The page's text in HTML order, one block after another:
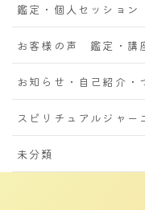
鑑定・個人セッション
お客様の声 鑑定・講
お知らせ・自己紹介・
スピリチュアルジャー
未分類